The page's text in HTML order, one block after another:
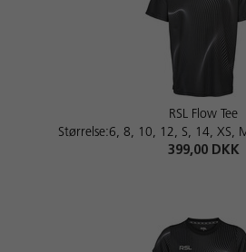
RSL Flow Tee
Størrelse:6, 8, 10, 12, S, 14, XS,
399,00 DKK